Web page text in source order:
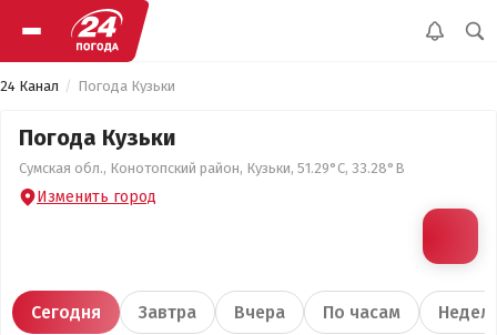
24 Канал Погода Кузьки
Погода Кузьки
Сумская обл., Конотопский район, Кузьки, 51.29°С, 33.28°В
Изменить город
Сегодня Завтра Вчера По часам